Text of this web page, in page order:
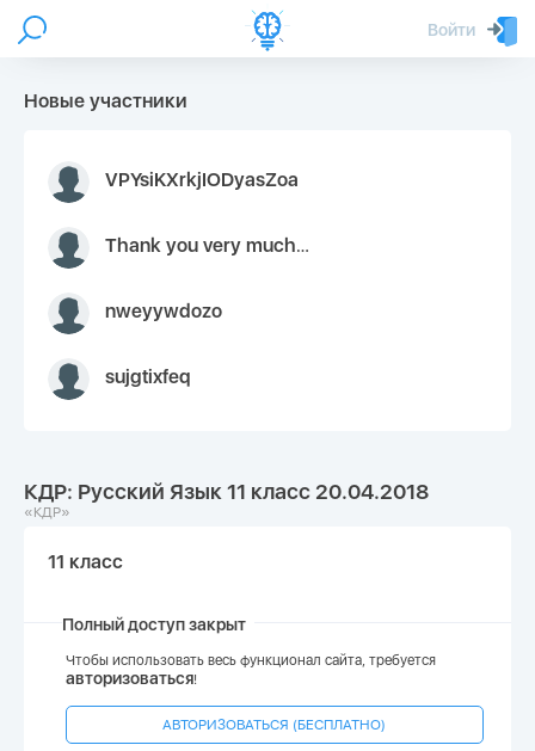
Войти
Новые участники
VPYsiKXrkjIODyasZoa
Thank you very much for your inquiry We appreciate you 9126052 https://youtube.com faceapple !
nweyywdozo
sujgtixfeq
КДР: Русский Язык 11 класс 20.04.2018
«КДР»
11 класс
Полный доступ закрыт
Чтобы использовать весь функционал сайта, требуется
авторизоваться!
АВТОРИЗОВАТЬСЯ (БЕСПЛАТНО)